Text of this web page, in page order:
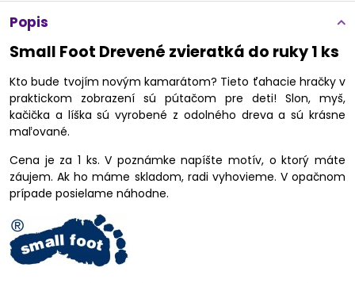
Popis
Small Foot Drevené zvieratká do ruky 1 ks
Kto bude tvojím novým kamarátom? Tieto ťahacie hračky v
praktickom zobrazení sú pútačom pre deti! Slon, myš,
kačička a líška sú vyrobené z odolného dreva a sú krásne
maľované.
Cena je za 1 ks. V poznámke napíšte motív, o ktorý máte
záujem. Ak ho máme skladom, radi vyhovieme. V opačnom
prípade posielame náhodne.